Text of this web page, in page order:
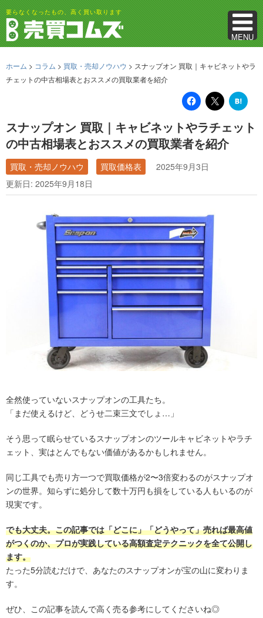
MENU
要らなくなったもの、高く買い取ります
ホーム > コラム > 買取・売却ノウハウ > スナップオン 買取｜キャビネットやラ
チェットの中古相場表とおススメの買取業者を紹介
は
て
ブ
ッ
スナップオン 買取｜キャビネットやラチェット
の中古相場表とおススメの買取業者を紹介
買取・売却ノウハウ 買取価格表
2025年9月3日
更新日: 2025年9月18日
全然使っていないスナップオンの工具たち。
「まだ使えるけど、どうせ二束三文でしょ…」
そう思って眠らせているスナップオンのツールキャビネットやラチ
ェット、実はとんでもない価値があるかもしれません。
同じ工具でも売り方一つで買取価格が2〜3倍変わるのがスナップオ
ンの世界。知らずに処分して数十万円も損をしている人もいるのが
現実です。
でも大丈夫。この記事では「どこに」「どうやって」売れば最高値
がつくのか、プロが実践している高額査定テクニックを全て公開し
ます。
たった5分読むだけで、あなたのスナップオンが宝の山に変わりま
す。
ぜひ、この記事を読んで高く売る参考にしてくださいね◎